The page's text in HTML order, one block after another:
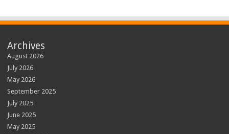
Archives
August 2026
July 2026
May 2026
September 2025
July 2025
June 2025
May 2025